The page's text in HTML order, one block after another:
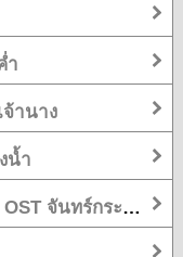
ำ
จ้านาง
น้ำ
จันทร์กระจ่างที่กลางทุ่ง